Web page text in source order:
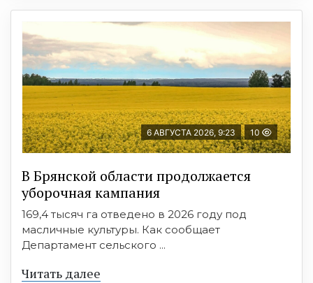
6 АВГУСТА 2026, 9:23 10
В Брянской области продолжается
уборочная кампания
169,4 тысяч га отведено в 2026 году под
масличные культуры. Как сообщает
Департамент сельского ...
Читать далее